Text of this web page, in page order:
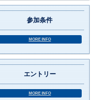
参加条件
MORE INFO
エントリー
MORE INFO